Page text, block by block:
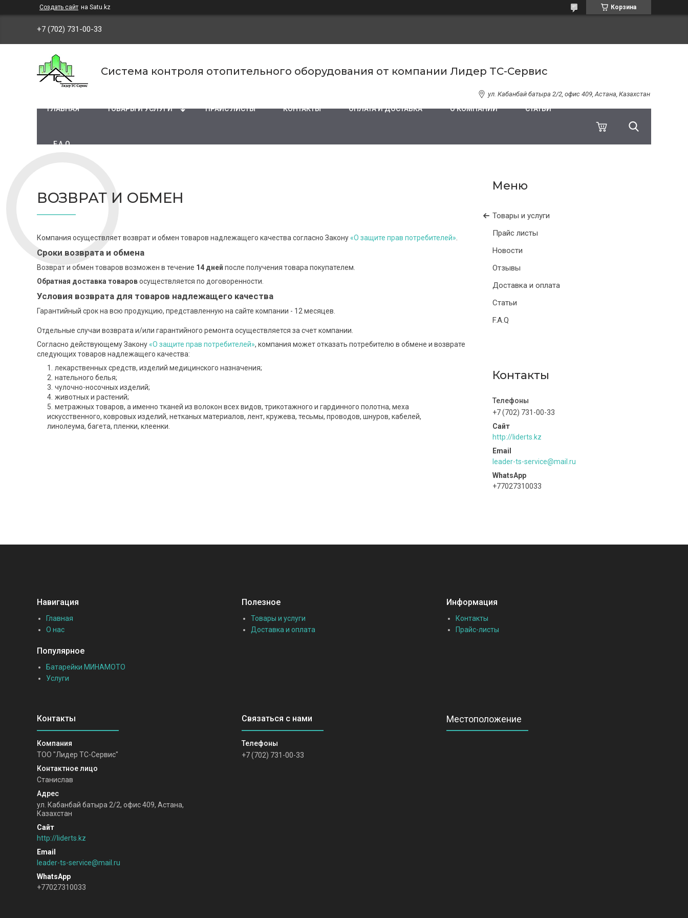
Создать сайт на Satu.kz Корзина
+7 (702) 731-00-33
Система контроля отопительного оборудования от компании Лидер ТС-Сервис
ул. Кабанбай батыра 2/2, офис 409, Астана, Казахстан
ГЛАВНАЯ ТОВАРЫ И УСЛУГИ ПРАЙС ЛИСТЫ КОНТАКТЫ ОПЛАТА И ДОСТАВКА О КОМПАНИИ СТАТЬИ
F.A.Q
Товары и услуги
Прайс листы
Новости
Отзывы
Доставка и оплата
Статьи
F.A.Q
Контакты
+7 (702) 731-00-33
http://liderts.kz
leader-ts-service@mail.ru
+77027310033
ВОЗВРАТ И ОБМЕН
Компания осуществляет возврат и обмен товаров надлежащего качества согласно Закону«О защите прав потребителей»
Сроки возврата и обмена
Возврат и обмен товаров возможен в течение 14 дней после получения товара покупателем.
Обратная доставка товаровосуществляется по договоренности.
Условия возврата для товаров надлежащего качества
Гарантийный срок на всю продукцию, представленную на сайте компании - 12 месяцев.
Отдельные случаи возврата и/или гарантийного ремонта осуществляется за счет компании.
Согласно действующему Закону«О защите прав потребителей», компания может отказать потребителю в обмене и возврате
следующих товаров надлежащего качества:
лекарственных средств, изделий медицинского назначения;
нательного белья;
чулочно-носочных изделий;
животных и растений;
метражных товаров, а именно тканей из волокон всех видов, трикотажного и гардинного полотна, меха
искусственного, ковровых изделий, нетканых материалов, лент, кружева, тесьмы, проводов, шнуров, кабелей,
линолеума, багета, пленки, клеенки.
Навигация
Главная
О нас
Полезное
Товары и услуги
Доставка и оплата
Информация
Контакты
Прайс-листы
Популярное
Батарейки МИНАМОТО
Услуги
ТОО "Лидер ТС-Сервис"
Станислав
ул. Кабанбай батыра 2/2, офис 409, Астана,
Казахстан
http://liderts.kz
leader-ts-service@mail.ru
+77027310033
+7 (702) 731-00-33